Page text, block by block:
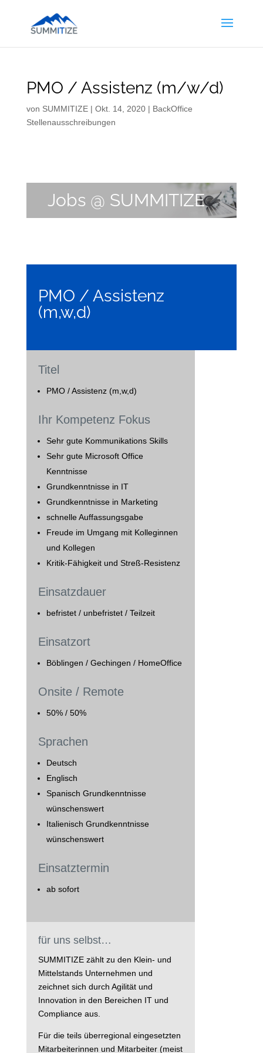
PMO / Assistenz (m/w/d)
von SUMMITIZE| Okt. 14, 2020| BackOffice
Stellenausschreibungen
Jobs @ SUMMITIZE
PMO / Assistenz
(m,w,d)
Titel
PMO / Assistenz (m,w,d)
Ihr Kompetenz Fokus
Sehr gute Kommunikations Skills
Sehr gute Microsoft Office
Kenntnisse
Grundkenntnisse in IT
Grundkenntnisse in Marketing
schnelle Auffassungsgabe
Freude im Umgang mit Kolleginnen
und Kollegen
Kritik-Fähigkeit und Streß-Resistenz
Einsatzdauer
befristet / unbefristet / Teilzeit
Einsatzort
Böblingen / Gechingen / HomeOffice
Onsite / Remote
50% / 50%
Sprachen
Deutsch
Englisch
Spanisch Grundkenntnisse
wünschenswert
Italienisch Grundkenntnisse
wünschenswert
Einsatztermin
ab sofort
für uns selbst…
SUMMITIZE zählt zu den Klein- und
Mittelstands Unternehmen und
zeichnet sich durch Agilität und
Innovation in den Bereichen IT und
Compliance aus.
Für die teils überregional eingesetzten
Mitarbeiterinnen und Mitarbeiter (meist